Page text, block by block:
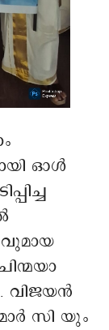
ഓൾ
വിജയൻ
സി യും